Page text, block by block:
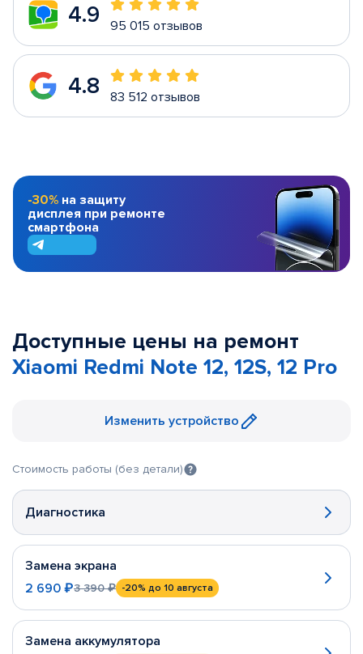
4.9 95 015 отзывов
4.8 83 512 отзывов
-30% на защиту
дисплея при ремонте
смартфона
Доступные цены на ремонт
Xiaomi Redmi Note 12, 12S, 12 Pro
Изменить устройство
Стоимость работы (без детали)
Диагностика
Замена экрана
2 690 ₽3 390 ₽ -20% до 10 августа
Замена аккумулятора